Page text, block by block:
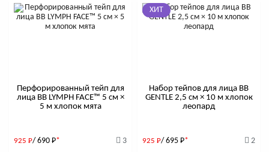
Перфорированный тейп для
лица BB LYMPH FACE™ 5 см ×
5 м хлопок мята
925 Р/ 690 Р* 3
ХИТ
Набор тейпов для лица BB
GENTLE 2,5 см × 10 м хлопок
леопард
925 Р/ 695 Р* 2